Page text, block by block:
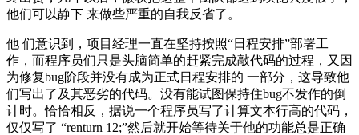
他们可以静下 来做些严重的自我反省了。
他 们意识到，项目经理一直在坚持按照“日程安排”部署工
作，而程序员们只是头脑简单的赶紧完成敲代码的过程，又因
为修复bug阶段并没有成为正式日程安排的 一部分，这导致他
们写出了及其恶劣的代码。没有能试图保持住bug不发作的倒
计时。恰恰相反，据说一个程序员写了计算文本行高的代码，
仅仅写了 “renturn 12;”然后就开始等待关于他的功能总是正确